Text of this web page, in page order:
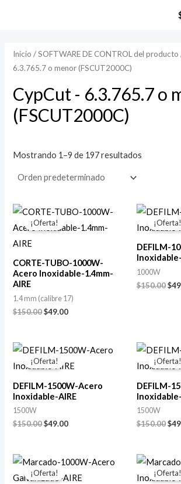
Inicio / SOFTWARE DE CONTROL del producto
6.3.765.7 o menor (FSCUT2000C)
CypCut - 6.3.765.7 o
(FSCUT2000C)
Mostrando 1–9 de 197 resultados
¡Oferta!
CORTE-TUBO-1000W-
Acero Inoxidable-1.4mm-
AIRE
1.4 mm (calibre 17)
$150.00
El
precio
original
$49.00
El
precio
actual
¡Oferta!
DEFILM-
1000W
$150.00
El
$
¡Oferta!
DEFILM-1500W-Acero
Inoxidable-AIRE
1500W
$150.00
El
precio
original
$150.00.
$49.00
El
precio
actual
$49.00.
¡Oferta!
DEFILM-
1500W
$150.00
El
$
¡Oferta!
precio
original
El
precio
actual
¡Oferta!